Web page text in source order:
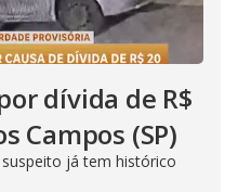
dívida de R$
Campos (SP)
já tem histórico